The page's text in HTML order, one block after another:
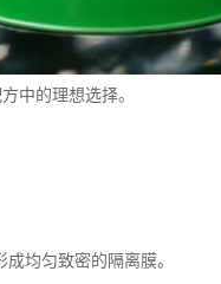
中的理想选择。
均匀致密的隔离膜。